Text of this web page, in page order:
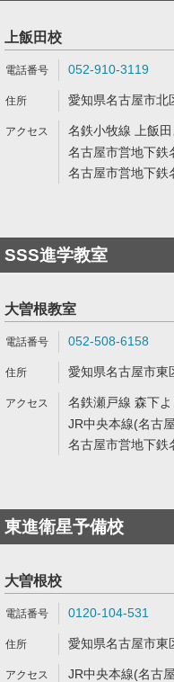
上飯田校
052-910-3119
愛知県名古屋市北
名鉄小牧線 上飯
名古屋市営地下鉄
名古屋市営地下鉄
SSS進学教室
大曽根教室
052-508-6158
愛知県名古屋市東
名鉄瀬戸線 森下
JR中央本線(名古
名古屋市営地下鉄
東進衛星予備校
大曽根校
0120-104-531
愛知県名古屋市東
JR中央本線(名古